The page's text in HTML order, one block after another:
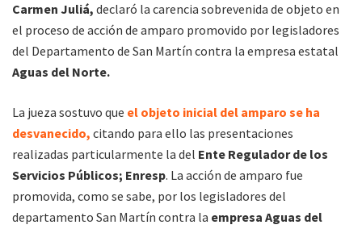
Carmen Juliá, declaró la carencia sobrevenida de objeto en
el proceso de acción de amparo promovido por legisladores
del Departamento de San Martín contra la empresa estatal
Aguas del Norte.
La jueza sostuvo que el objeto inicial del amparo se ha
desvanecido, citando para ello las presentaciones
realizadas particularmente la del Ente Regulador de los
Servicios Públicos; Enresp. La acción de amparo fue
promovida, como se sabe, por los legisladores del
departamento San Martín contra la empresa Aguas del